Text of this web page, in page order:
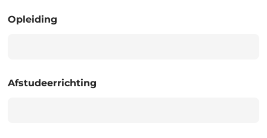
Opleiding
Afstudeerrichting